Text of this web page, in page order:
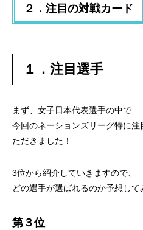
２．注目の対戦カード
１．注目選手
まず、女子日本代表選手の中で
今回のネーションズリーグ特に
ただきました！
3位から紹介していきますので、
どの選手が選ばれるのか予想して
第３位